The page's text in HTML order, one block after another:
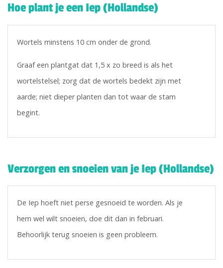
Hoe plant je een Iep (Hollandse)
Wortels minstens 10 cm onder de grond.
Graaf een plantgat dat 1,5 x zo breed is als het
wortelstelsel; zorg dat de wortels bedekt zijn met
aarde; niet dieper planten dan tot waar de stam
begint.
Verzorgen en snoeien van je Iep (Hollandse)
De Iep hoeft niet perse gesnoeid te worden. Als je
hem wel wilt snoeien, doe dit dan in februari.
Behoorlijk terug snoeien is geen probleem.